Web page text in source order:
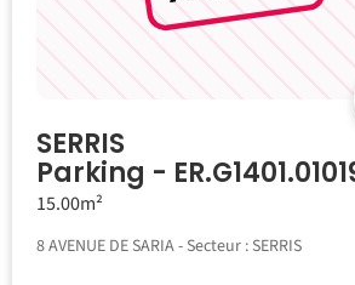
SERRIS
Parking -
15.00m²
8 AVENUE DE SARIA - Secteur : SERRIS